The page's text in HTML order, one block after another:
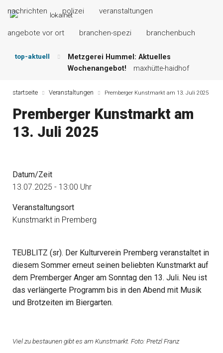
nachrichten polizei veranstaltungen
angebote vor ort branchen-spezi branchenbuch
top-aktuell
Metzgerei Hummel: Aktuelles
Wochenangebot!
maxhütte-haidhof
Grillspezialitäten u.v.m.! kallmünz
und mehr …
burglengenfeld
Der „deutsche Michel“ muss nun
zahlen!
Nutzen Sie aktuelle Angebote Ihrer
startseite Veranstaltungen Premberger Kunstmarkt am 13. Juli 2025
Premberger Kunstmarkt am
13. Juli 2025
Datum/Zeit
13.07.2025 - 13:00 Uhr
Veranstaltungsort
Kunstmarkt in Premberg
TEUBLITZ (sr). Der Kulturverein Premberg veranstaltet in
diesem Sommer erneut seinen beliebten Kunstmarkt auf
dem Premberger Anger am Sonntag den 13. Juli. Neu ist
das verlängerte Programm bis in den Abend mit Musik
und Brotzeiten im Biergarten.
Viel zu bestaunen gibt es am Kunstmarkt. Foto: Pretzl Franz